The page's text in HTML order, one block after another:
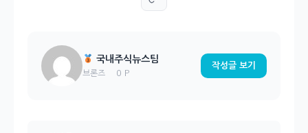
국내주식뉴스팀
브론즈 0 P
작성글 보기